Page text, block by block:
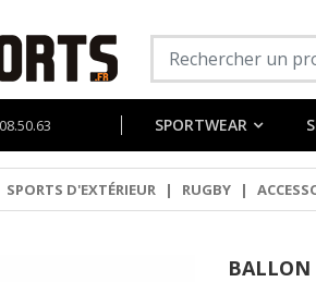
SPORTWEAR
SPORTS D'EXTÉRIEUR | RUGBY |
BALLON